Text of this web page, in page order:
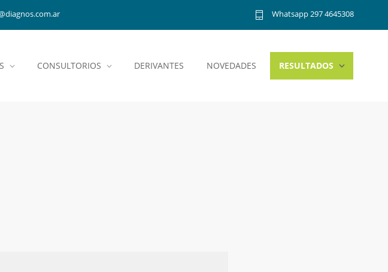
Whatsapp 297 4645308
CONSULTORIOS DERIVANTES NOVEDADES RESULTADOS